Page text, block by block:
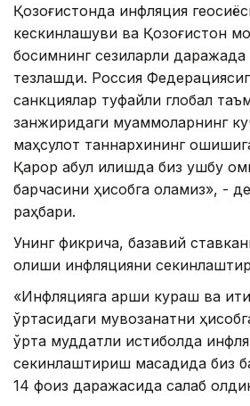
Қозоғистонда инфляция
кескинлашуви ва Қозоғистон
босимнинг сезиларли
тезлашди. Россия
санкциялар туфайли глобал
занжиридаги муаммоларнинг
маҳсулот таннархининг
Қарор қабул қилишда биз ушбу
барчасини ҳисобга оламиз», -
раҳбари.
Унинг фикрича, базавий
қолиши инфляцияни
«Инфляцияга қарши кураш ва
ўртасидаги мувозанатни
ўрта муддатли истиқболда
секинлаштириш мақсадида биз
14 фоиз даражасида сақлаб